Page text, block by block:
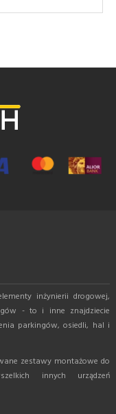
inżynierii drogowej,
- to i inne znajdziecie
parkingów, osiedli, hal i
zestawy montażowe do
innych urządzeń